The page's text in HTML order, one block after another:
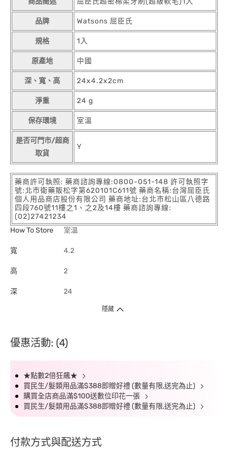
品牌 Watsons 屈臣氏
規格 1入
原產地 中國
深、寬、高 24x4.2x2cm
淨重 24 g
保存環境 室溫
是否可門市/超商
取貨
Y
藥商許可執照: 藥商諮詢專線:0800-051-148 許可執照字
號:北市衛藥販松字第620101C611號 藥商名稱:台灣屈臣氏
個人用品商店股份有限公司 藥商地址:台北市松山區八德路
四段760號11樓之1、之2及14樓 藥商諮詢專線:
(02)27421234
How To Store
室溫
寬 4.2
高 2
深 24
隱藏
優惠活動: (4)
★點數2倍狂飆★
買民生/髮類用品滿$388即贈好禮 (數量有限,送完為止)
購買全店商品滿$100送數位印花一張
買民生/髮類用品滿$388即贈好禮 (數量有限,送完為止)
付款方式與配送方式